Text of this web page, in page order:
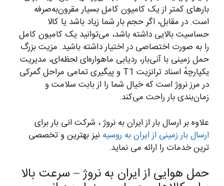
بارهای کمتر از یک کامیون کامل بسیار مقرون‌به‌صرفه
است. در مقابل، اگر حجم بار شما زیاد باشد یا کالا
حساسیت بالایی داشته باشد، می‌توانید یک کامیون کامل
را به صورت اختصاصی در اختیار داشته باشید. مزیت بزرگ
حمل زمینی با آنی‌بار، ردیابی ماهواره‌ای لحظه‌ای، مدیریت
یکپارچهٔ اسناد ترانزیت T1 و پیگیری تمامی مراحل گمرکی
در مرز نروژ است که خیال شما را از بابت سلامت و
زمان‌بندی بار راحت می‌کند.
علاوه بر ارسال بار از ایران به نروژ ، شرکت انی بار برای
ارسال بار زمینی از ایران به روسیه نیز بهترین و تخصصی
ترین خدمات را ارائه می نماید.
حمل هوایی از ایران به نروژ – سرعت بالا